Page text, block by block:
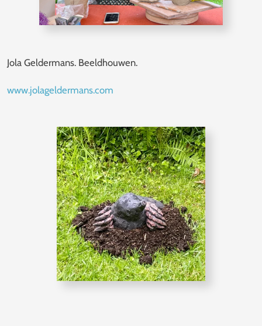
Jola Geldermans. Beeldhouwen.
www.jolageldermans.com